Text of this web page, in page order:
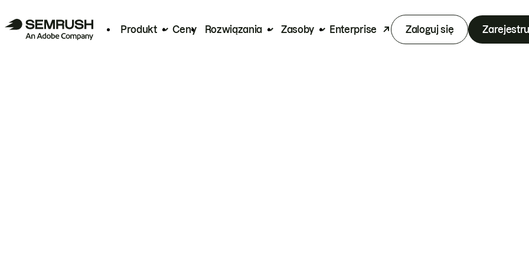
Produkt Ceny Rozwiązania Zasoby Enterprise Zaloguj się